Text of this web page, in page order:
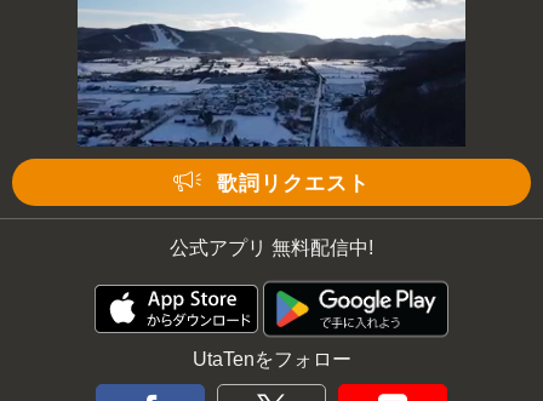
歌詞リクエスト
公式アプリ 無料配信中!
UtaTenをフォロー